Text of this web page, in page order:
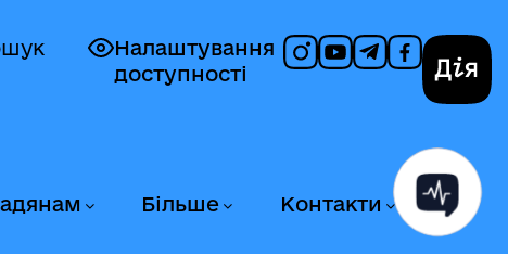
Налаштування
доступності
Більше Контакти